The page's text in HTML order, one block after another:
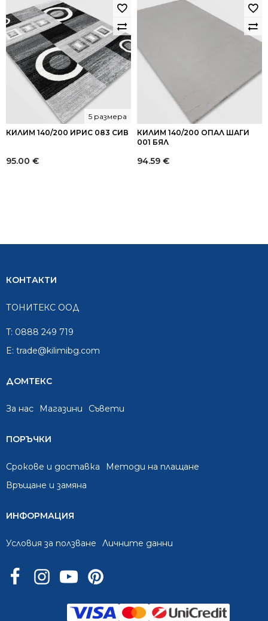
КИЛИМ 140/200 ИРИС 083 СИВ
5 размера
95.00 €
КИЛИМ 140/200 ОПАЛ ШАГИ
001 БЯЛ
94.59 €
КОНТАКТИ
ТОНИТЕКС ООД
T: 0888 249 719
E: trade@kilimibg.com
ДОМТЕКС
За нас Mагазини Съвети
ПОРЪЧКИ
Срокове и доставка
Методи на плащане
Връщане и замяна
ИНФОРМАЦИЯ
Условия за ползване Личните данни